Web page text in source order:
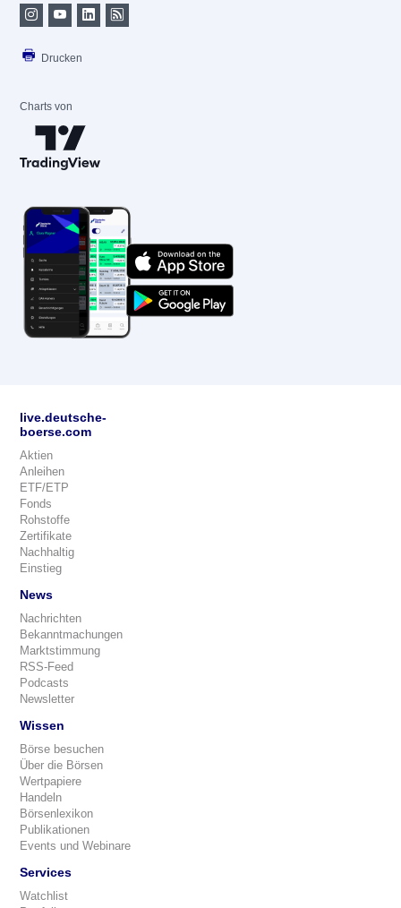
Drucken
Charts von
live.deutsche-
boerse.com
Aktien
Anleihen
ETF/ETP
Fonds
Rohstoffe
Zertifikate
Nachhaltig
Einstieg
News
Nachrichten
Bekanntmachungen
Marktstimmung
RSS-Feed
Podcasts
Newsletter
Wissen
Börse besuchen
Über die Börsen
Wertpapiere
Handeln
Börsenlexikon
Publikationen
Events und Webinare
Services
Watchlist